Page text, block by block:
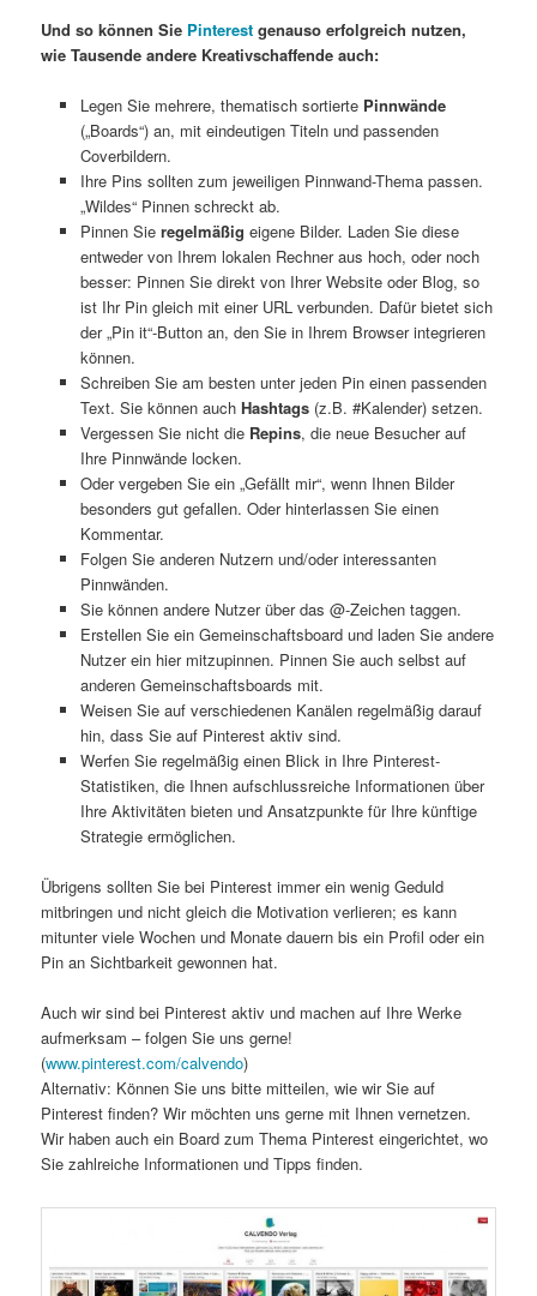
Und so können Sie Pinterestgenauso erfolgreich nutzen,
wie Tausende andere Kreativschaffende auch:
Legen Sie mehrere, thematisch sortierte Pinnwände
(„Boards“) an, mit eindeutigen Titeln und passenden
Coverbildern.
Ihre Pins sollten zum jeweiligen Pinnwand-Thema passen.
„Wildes“ Pinnen schreckt ab.
Pinnen Sie regelmäßig eigene Bilder. Laden Sie diese
entweder von Ihrem lokalen Rechner aus hoch, oder noch
besser: Pinnen Sie direkt von Ihrer Website oder Blog, so
ist Ihr Pin gleich mit einer URL verbunden. Dafür bietet sich
der „Pin it“-Button an, den Sie in Ihrem Browser integrieren
können.
Schreiben Sie am besten unter jeden Pin einen passenden
Text. Sie können auch Hashtags(z.B. #Kalender) setzen.
Vergessen Sie nicht die Repins, die neue Besucher auf
Ihre Pinnwände locken.
Oder vergeben Sie ein „Gefällt mir“, wenn Ihnen Bilder
besonders gut gefallen. Oder hinterlassen Sie einen
Kommentar.
Folgen Sie anderen Nutzern und/oder interessanten
Pinnwänden.
Sie können andere Nutzer über das @-Zeichen taggen.
Erstellen Sie ein Gemeinschaftsboard und laden Sie andere
Nutzer ein hier mitzupinnen. Pinnen Sie auch selbst auf
anderen Gemeinschaftsboards mit.
Weisen Sie auf verschiedenen Kanälen regelmäßig darauf
hin, dass Sie auf Pinterest aktiv sind.
Werfen Sie regelmäßig einen Blick in Ihre Pinterest-
Statistiken, die Ihnen aufschlussreiche Informationen über
Ihre Aktivitäten bieten und Ansatzpunkte für Ihre künftige
Strategie ermöglichen.
Übrigens sollten Sie bei Pinterest immer ein wenig Geduld
mitbringen und nicht gleich die Motivation verlieren; es kann
mitunter viele Wochen und Monate dauern bis ein Profil oder ein
Pin an Sichtbarkeit gewonnen hat.
Auch wir sind bei Pinterest aktiv und machen auf Ihre Werke
aufmerksam – folgen Sie uns gerne!
(www.pinterest.com/calvendo)
Alternativ: Können Sie uns bitte mitteilen, wie wir Sie auf
Pinterest finden? Wir möchten uns gerne mit Ihnen vernetzen.
Wir haben auch ein Board zum Thema Pinterest eingerichtet, wo
Sie zahlreiche Informationen und Tipps finden.